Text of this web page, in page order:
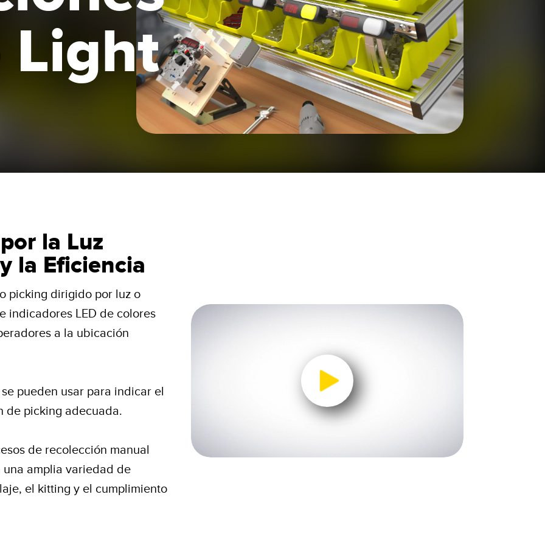
de Detección y
de Haz Ancho
Sensores de Monitoreo de
Condiciones
Wireless Condition
Monitoring Sensors
Sensor de Vibración
SOFTWARE
Banner Measurement Sensor Software
Software de Configuración para
TECNOLOGÍA
Sensors with IO-Link
RELACIONADOS
Light
la Luz
la Eficiencia
picking dirigido por luz o
indicadores LED de colores
a la ubicación
pueden usar para indicar el
de picking adecuada.
de recolección manual
una amplia variedad de
el kitting y el cumplimiento